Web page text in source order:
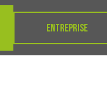
ENTREPRISE